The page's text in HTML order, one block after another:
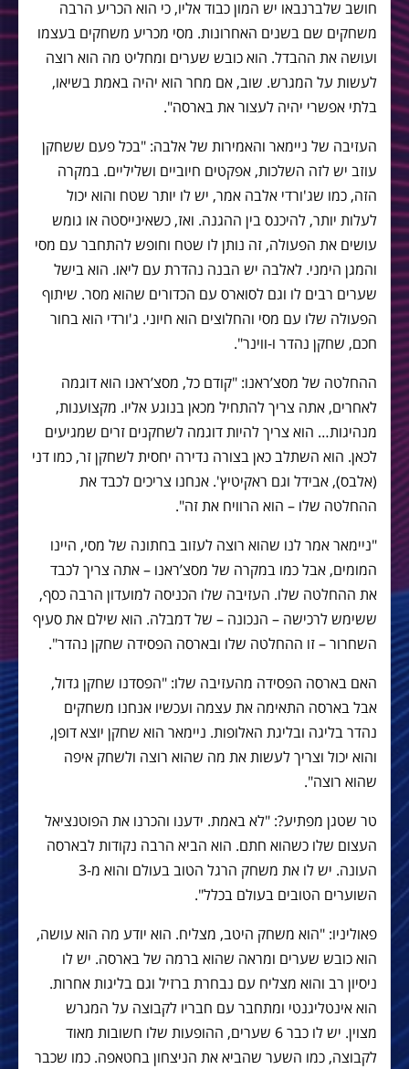
חושב שלברנבאו יש המון כבוד אליו, כי הוא הכריע הרבה
משחקים שם בשנים האחרונות. מסי מכריע משחקים בעצמו
ועושה את ההבדל. הוא כובש שערים ומחליט מה הוא רוצה
לעשות על המגרש. שוב, אם מחר הוא יהיה באמת בשיאו,
בלתי אפשרי יהיה לעצור את בארסה".
העזיבה של ניימאר והאמירות של אלבה: "בכל פעם ששחקן
עוזב יש לזה השלכות, אפקטים חיוביים ושליליים. במקרה
הזה, כמו שג'ורדי אלבה אמר, יש לו יותר שטח והוא יכול
לעלות יותר, להיכנס בין ההגנה. ואז, כשאינייסטה או גומש
עושים את הפעולה, זה נותן לו שטח וחופש להתחבר עם מסי
והמגן הימני. לאלבה יש הבנה נהדרת עם ליאו. הוא בישל
שערים רבים לו וגם לסוארס עם הכדורים שהוא מסר. שיתוף
הפעולה שלו עם מסי והחלוצים הוא חיוני. ג'ורדי הוא בחור
חכם, שחקן נהדר ו-ווינר".
ההחלטה של מסצ’ראנו: "קודם כל, מסצ’ראנו הוא דוגמה
לאחרים, אתה צריך להתחיל מכאן בנוגע אליו. מקצוענות,
מנהיגות… הוא צריך להיות דוגמה לשחקנים זרים שמגיעים
לכאן. הוא השתלב כאן בצורה נדירה יחסית לשחקן זר, כמו דני
(אלבס), אבידל וגם ראקיטיץ'. אנחנו צריכים לכבד את
ההחלטה שלו – הוא הרוויח את זה".
"ניימאר אמר לנו שהוא רוצה לעזוב בחתונה של מסי, היינו
המומים, אבל כמו במקרה של מסצ’ראנו – אתה צריך לכבד
את ההחלטה שלו. העזיבה שלו הכניסה למועדון הרבה כסף,
ששימש לרכישה – הנכונה – של דמבלה. הוא שילם את סעיף
השחרור – זו ההחלטה שלו ובארסה הפסידה שחקן נהדר".
האם בארסה הפסידה מהעזיבה שלו: "הפסדנו שחקן גדול,
אבל בארסה התאימה את עצמה ועכשיו אנחנו משחקים
נהדר בליגה ובליגת האלופות. ניימאר הוא שחקן יוצא דופן,
והוא יכול וצריך לעשות את מה שהוא רוצה ולשחק איפה
שהוא רוצה".
טר שטגן מפתיע?: "לא באמת. ידענו והכרנו את הפוטנציאל
העצום שלו כשהוא חתם. הוא הביא הרבה נקודות לבארסה
העונה. יש לו את משחק הרגל הטוב בעולם והוא מ-3
השוערים הטובים בעולם בכלל".
פאוליניו: "הוא משחק היטב, מצליח. הוא יודע מה הוא עושה,
הוא כובש שערים ומראה שהוא ברמה של בארסה. יש לו
ניסיון רב והוא מצליח עם נבחרת ברזיל וגם בליגות אחרות.
הוא אינטליגנטי ומתחבר עם חבריו לקבוצה על המגרש
מצוין. יש לו כבר 6 שערים, ההופעות שלו חשובות מאוד
לקבוצה, כמו השער שהביא את הניצחון בחטאפה. כמו שכבר